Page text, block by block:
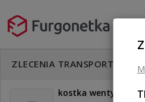
ZLECENIA TRANSPORTU
kostka wentylatora